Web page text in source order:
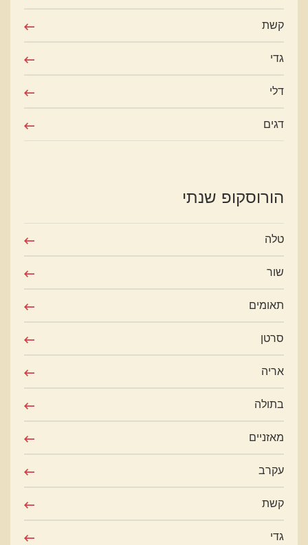
קשת
גדי
דלי
דגים
הורוסקופ שנתי
טלה
שור
תאומים
סרטן
אריה
בתולה
מאזניים
עקרב
קשת
גדי